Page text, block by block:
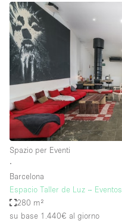
Spazio per Eventi
∙
Barcelona
Espacio Taller de Luz – Eventos
280 m²
su base 1.440€ al giorno